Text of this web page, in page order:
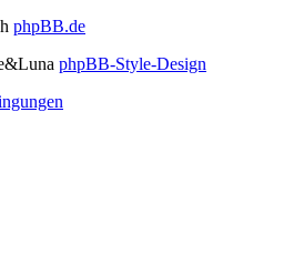
phpBB.de
phpBB-Style-Design